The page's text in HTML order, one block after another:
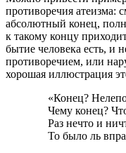
противоречия атеизма:
абсолютный конец,
к такому концу
бытие человека есть, и
противоречием, или
хорошая иллюстрация
«Конец?
Чему конец?
Раз нечто и
То было ль